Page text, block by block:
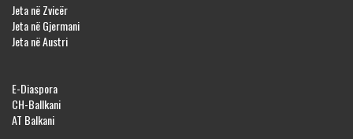
Jeta në Zvicër
Jeta në Gjermani
Jeta në Austri
E-Diaspora
CH-Ballkani
AT Balkani